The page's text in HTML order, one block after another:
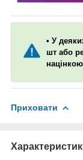
• У
шт або
Приховати